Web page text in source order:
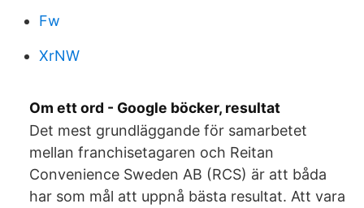
Fw
XrNW
Om ett ord - Google böcker, resultat
Det mest grundläggande för samarbetet
mellan franchisetagaren och Reitan
Convenience Sweden AB (RCS) är att båda
har som mål att uppnå bästa resultat. Att vara